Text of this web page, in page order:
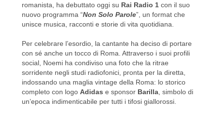
romanista, ha debuttato oggi su Rai Radio 1 con il suo
nuovo programma “Non Solo Parole”, un format che
unisce musica, racconti e storie di vita quotidiana.
Per celebrare l’esordio, la cantante ha deciso di portare
con sé anche un tocco di Roma. Attraverso i suoi profili
social, Noemi ha condiviso una foto che la ritrae
sorridente negli studi radiofonici, pronta per la diretta,
indossando una maglia vintage della Roma: lo storico
completo con logo Adidas e sponsor Barilla, simbolo di
un’epoca indimenticabile per tutti i tifosi giallorossi.